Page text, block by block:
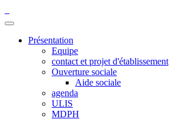
Présentation
Equipe
contact et projet d'établissement
Ouverture sociale
Aide sociale
agenda
ULIS
MDPH